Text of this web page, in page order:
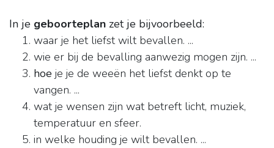
In je geboorteplan zet je bijvoorbeeld:
waar je het liefst wilt bevallen. ...
wie er bij de bevalling aanwezig mogen zijn. ...
hoe je je de weeën het liefst denkt op te
vangen. ...
wat je wensen zijn wat betreft licht, muziek,
temperatuur en sfeer.
in welke houding je wilt bevallen. ...